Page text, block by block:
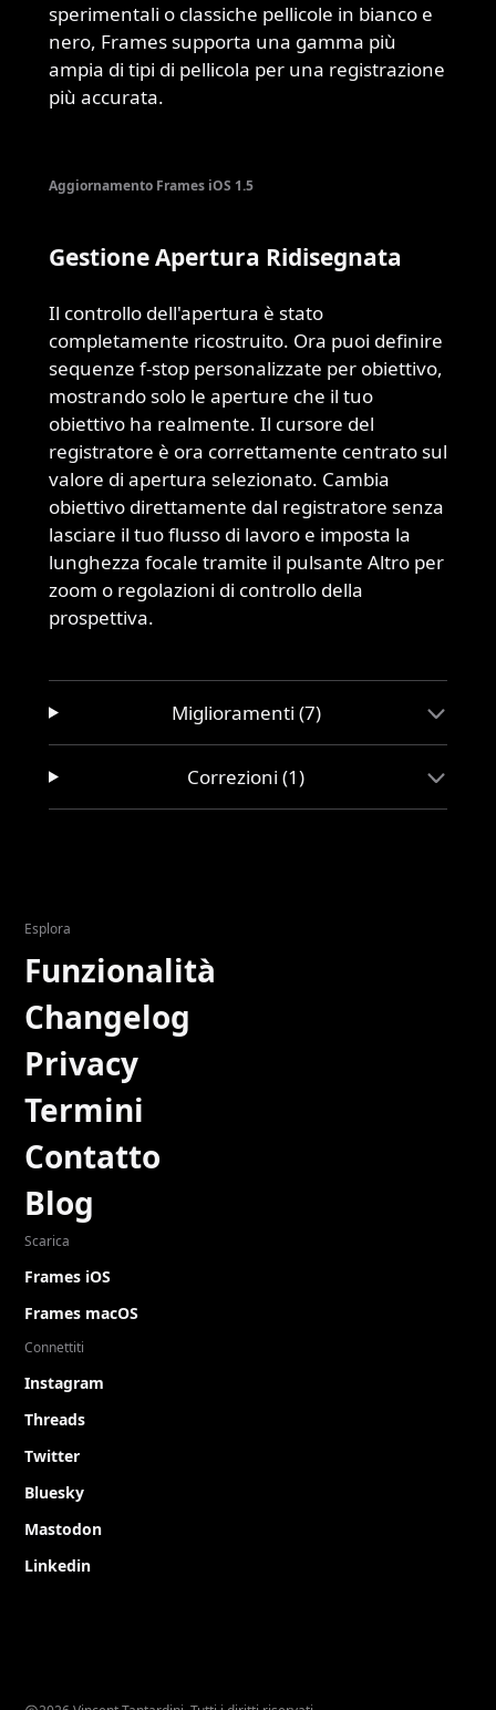
sperimentali o classiche pellicole in bianco e
nero, Frames supporta una gamma più
ampia di tipi di pellicola per una registrazione
più accurata.
Aggiornamento Frames iOS 1.5
Gestione Apertura Ridisegnata
Il controllo dell'apertura è stato
completamente ricostruito. Ora puoi definire
sequenze f-stop personalizzate per obiettivo,
mostrando solo le aperture che il tuo
obiettivo ha realmente. Il cursore del
registratore è ora correttamente centrato sul
valore di apertura selezionato. Cambia
obiettivo direttamente dal registratore senza
lasciare il tuo flusso di lavoro e imposta la
lunghezza focale tramite il pulsante Altro per
zoom o regolazioni di controllo della
prospettiva.
Miglioramenti (7)
Correzioni (1)
Esplora
Funzionalità
Changelog
Privacy
Termini
Contatto
Blog
Scarica
Frames iOS
Frames macOS
Connettiti
Instagram
Threads
Twitter
Bluesky
Mastodon
Linkedin